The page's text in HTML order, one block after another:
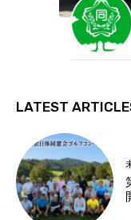
LATEST